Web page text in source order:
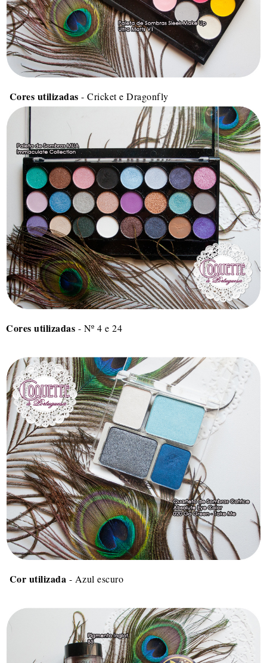
Cores utilizadas - Cricket e Dragonfly
Cores utilizadas - Nº 4 e 24
Cor utilizada - Azul escuro